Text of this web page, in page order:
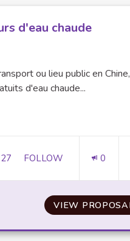
d'eau chaude
ou lieu public en Chine,
d'eau chaude...
27 27 FOLLOWERS
FOLLOW
DES DISTRIBUTEURS
0
VIEW